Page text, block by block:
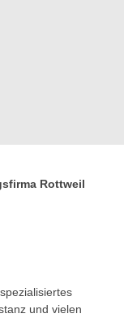
Rottweil
und vielen